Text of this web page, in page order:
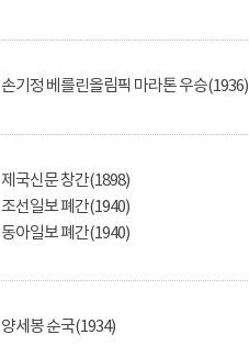
손기정 베를린올림픽 마라톤 우승(1936)
제국신문 창간(1898)
조선일보 폐간(1940)
동아일보 폐간(1940)
양세봉 순국(1934)